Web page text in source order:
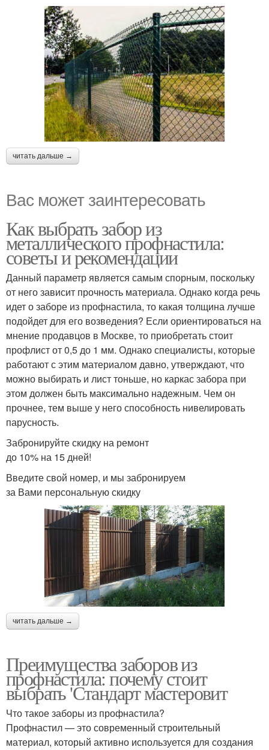
читать дальше →
Вас может заинтересовать
Как выбрать забор из
металлического профнастила:
советы и рекомендации
Данный параметр является самым спорным, поскольку
от него зависит прочность материала. Однако когда речь
идет о заборе из профнастила, то какая толщина лучше
подойдет для его возведения? Если ориентироваться на
мнение продавцов в Москве, то приобретать стоит
профлист от 0,5 до 1 мм. Однако специалисты, которые
работают с этим материалом давно, утверждают, что
можно выбирать и лист тоньше, но каркас забора при
этом должен быть максимально надежным. Чем он
прочнее, тем выше у него способность нивелировать
парусность.
Забронируйте скидку на ремонт
до 10% на 15 дней!
Введите свой номер, и мы забронируем
за Вами персональную скидку
читать дальше →
Преимущества заборов из
профнастила: почему стоит
выбрать 'Стандарт мастеровит
Что такое заборы из профнастила?
Профнастил — это современный строительный
материал, который активно используется для создания